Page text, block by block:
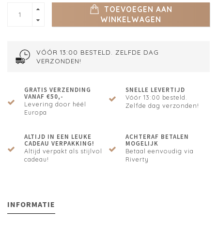
TOEVOEGEN AAN
WINKELWAGEN
VÓÓR 13:00 BESTELD. ZELFDE DAG
VERZONDEN!
GRATIS VERZENDING
VANAF €50,-
Levering door héél
Europa
SNELLE LEVERTIJD
Vóór 13:00 besteld.
Zelfde dag verzonden!
ALTIJD IN EEN LEUKE
CADEAU VERPAKKING!
Altijd verpakt als stijlvol
cadeau!
ACHTERAF BETALEN
MOGELIJK
Betaal eenvoudig via
Riverty
INFORMATIE